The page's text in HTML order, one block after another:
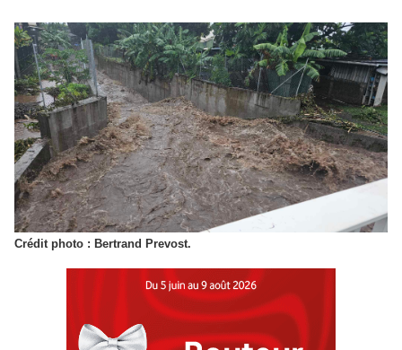
Crédit photo : Bertrand Prevost.